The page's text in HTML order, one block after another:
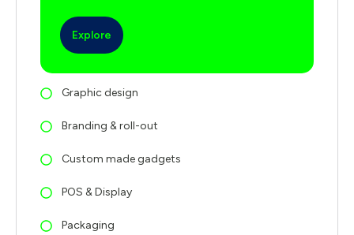
Explore
Graphic design
Branding & roll-out
Custom made gadgets
POS & Display
Packaging